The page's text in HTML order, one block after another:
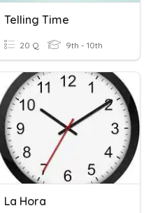
Telling Time
20 Q 9th - 10th
La Hora